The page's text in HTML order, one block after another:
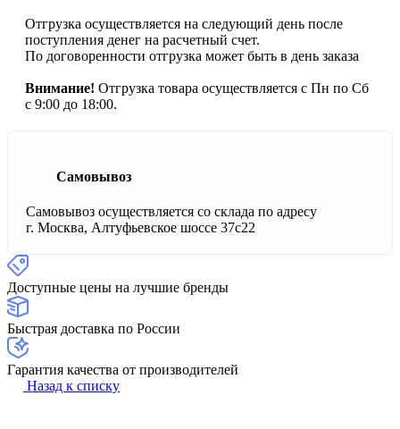
Отгрузка осуществляется на следующий день после
поступления денег на расчетный счет.
По договоренности отгрузка может быть в день заказа
Внимание! Отгрузка товара осуществляется с Пн по Сб
с 9:00 до 18:00.
Самовывоз
Самовывоз осуществляется со склада по адресу
г. Москва, Алтуфьевское шоссе 37с22
Доступные цены на лучшие бренды
Быстрая доставка по России
Гарантия качества от производителей
Назад к списку